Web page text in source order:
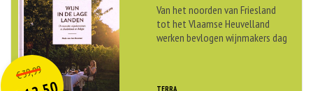
TERRA
Van het noorden van Friesland
tot het Vlaamse Heuvelland
werken bevlogen wijnmakers dag
€39,99O
orspr
onkelijke
prijs
Huidige
prijs